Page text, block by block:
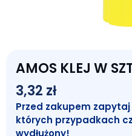
AMOS KLEJ W
3,32 zł
Przed zakupem
których przypadkach
wydłużony!